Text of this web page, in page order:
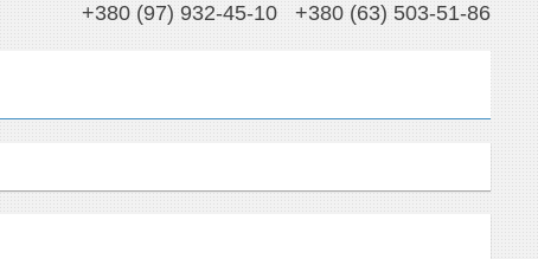
+380 (97) 932-45-10 +380 (63) 503-51-86